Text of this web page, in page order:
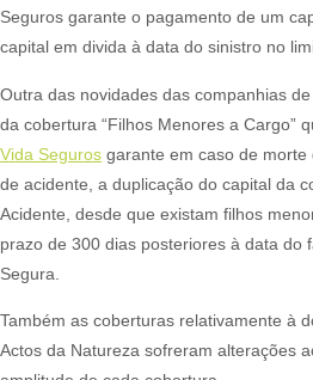
Seguros garante o pagamento de um
capital em divida à data do sinistro no
Outra das novidades das companhias
da cobertura “Filhos Menores a Cargo”
Vida Seguros garante em caso de
de acidente, a duplicação do capital da
Acidente, desde que existam filhos
prazo de 300 dias posteriores à data do
Segura.​
Também as coberturas relativamente à
Actos da Natureza sofreram alterações